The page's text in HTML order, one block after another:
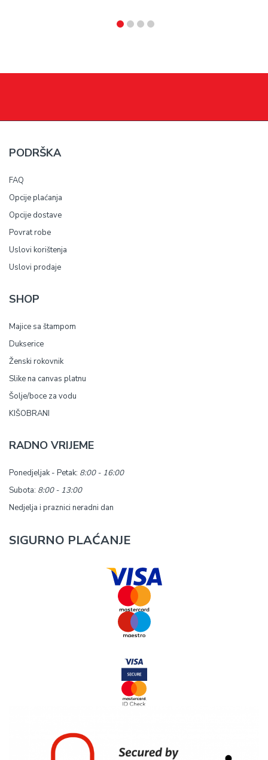
PODRŠKA
FAQ
Opcije plaćanja
Opcije dostave
Povrat robe
Uslovi korištenja
Uslovi prodaje
SHOP
Majice sa štampom
Dukserice
Ženski rokovnik
Slike na canvas platnu
Šolje/boce za vodu
KIŠOBRANI
RADNO VRIJEME
Ponedjeljak - Petak: 8:00 - 16:00
Subota: 8:00 - 13:00
Nedjelja i praznici neradni dan
SIGURNO PLAĆANJE